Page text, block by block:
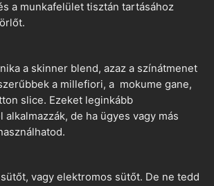
a munkafelület tisztán tartásához
a skinner blend, azaz a színátmenet
a millefiori, a mokume gane,
slice. Ezeket leginkább
de ha ügyes vagy más
vagy elektromos sütőt. De ne tedd